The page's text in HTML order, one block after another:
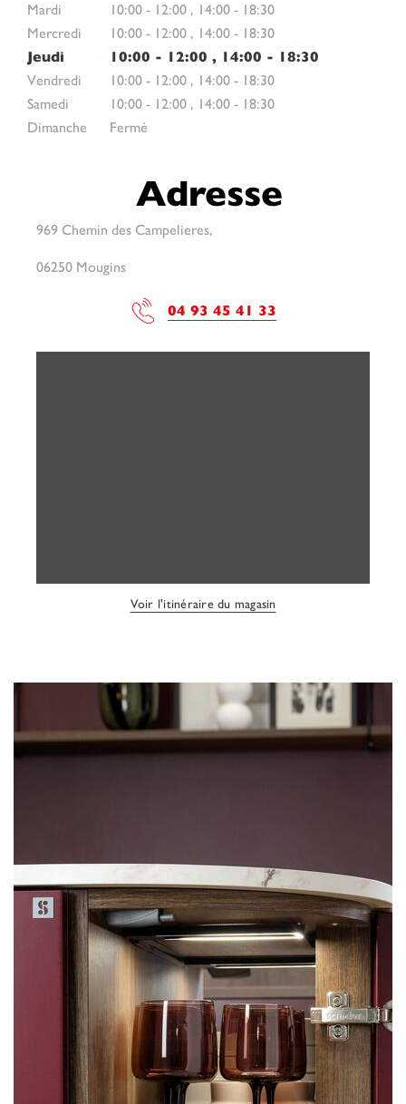
Mardi
10:00 - 12:00 , 14:00 - 18:30
Mercredi
10:00 - 12:00 , 14:00 - 18:30
Jeudi
10:00 - 12:00 , 14:00 - 18:30
Vendredi
10:00 - 12:00 , 14:00 - 18:30
Samedi
10:00 - 12:00 , 14:00 - 18:30
Dimanche
Fermé
Adresse
969 Chemin des Campelieres,
06250 Mougins
04 93 45 41 33
Voir l'itinéraire du magasin